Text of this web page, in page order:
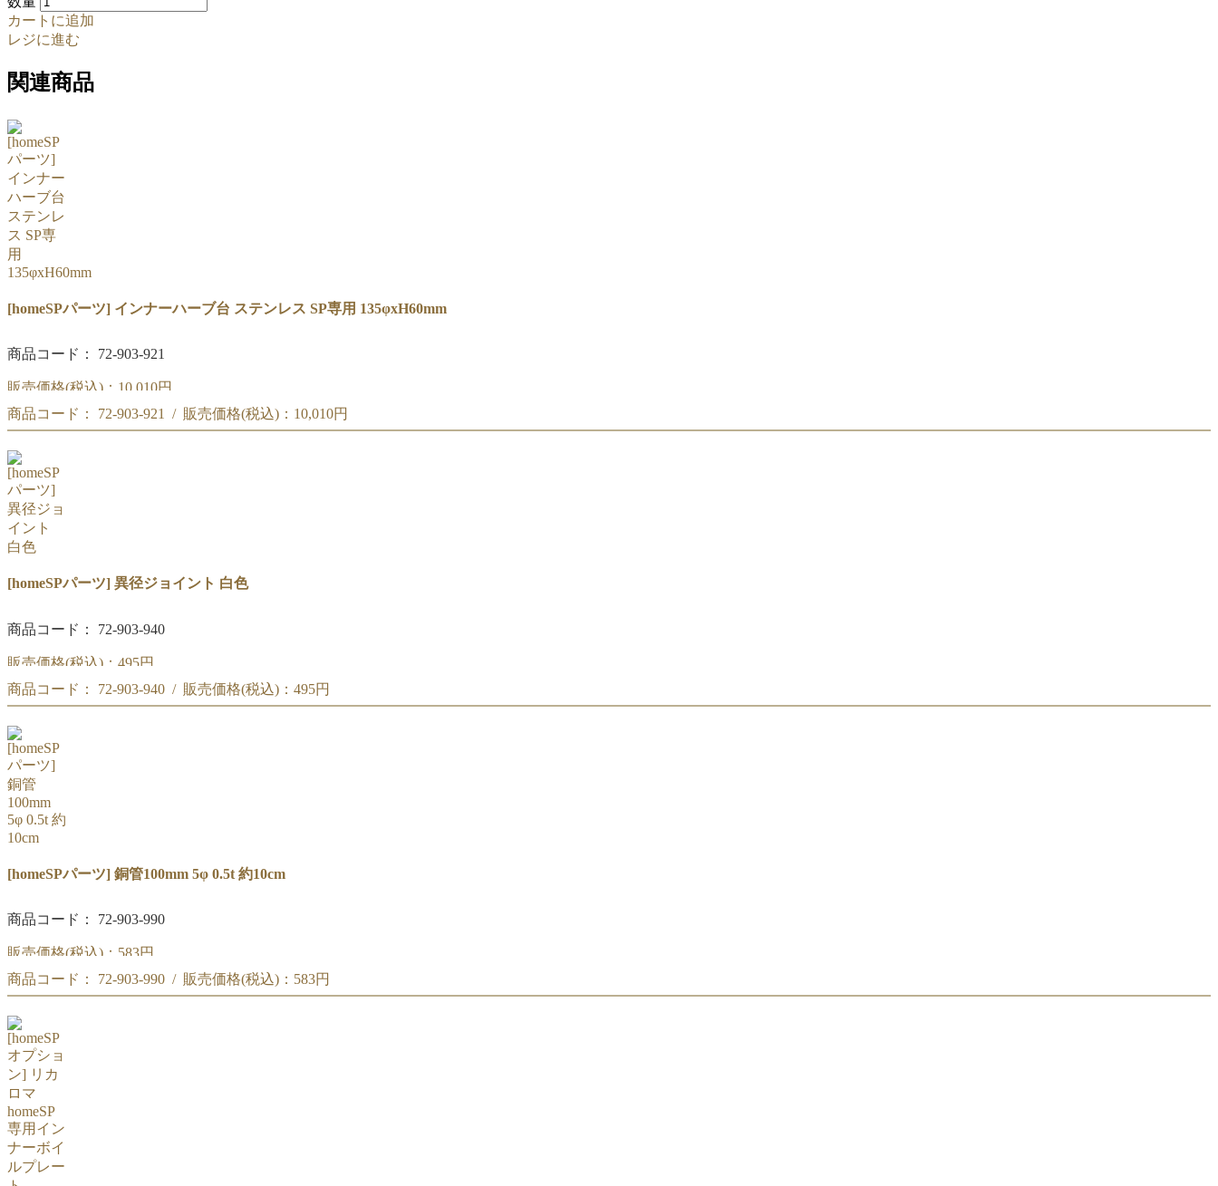
カートに追加
レジに進む
関連商品
[homeSPパーツ] インナーハーブ台 ステンレス SP専用 135φxH60mm
商品コード： 72-903-921
販売価格(税込)： 10,010円
[homeSPパーツ] インナーハーブ台 ステンレス SP専用 135φxH60mm
商品コード： 72-903-921 / 販売価格(税込)： 10,010円
[homeSPパーツ] インナーハーブ台 ステンレス SP専用 135φxH60mm
[homeSPパーツ] 異径ジョイント 白色
商品コード： 72-903-940
販売価格(税込)： 495円
[homeSPパーツ] 異径ジョイント 白色
商品コード： 72-903-940 / 販売価格(税込)： 495円
[homeSPパーツ] 異径ジョイント 白色
[homeSPパーツ] 銅管100mm 5φ 0.5t 約10cm
商品コード： 72-903-990
販売価格(税込)： 583円
[homeSPパーツ] 銅管100mm 5φ 0.5t 約10cm
商品コード： 72-903-990 / 販売価格(税込)： 583円
[homeSPパーツ] 銅管100mm 5φ 0.5t 約10cm